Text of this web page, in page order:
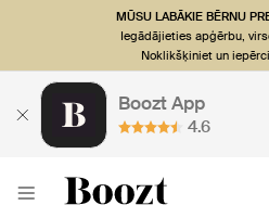
MŪSU LABĀKIE BĒRNU
Iegādājieties apģērbu,
Noklikšķiniet un
Boozt App
4.6